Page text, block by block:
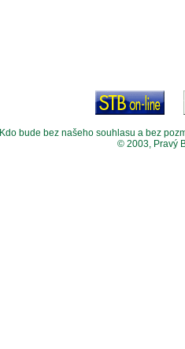
Kdo bude bez našeho souhlasu a bez
© 2003, Pravý